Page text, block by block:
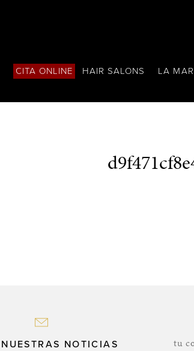
CITA ONLINE HAIR SALONS LA
NOTICIAS tu